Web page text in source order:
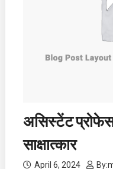
असिस्टेंट
साक्षात्कार
April 6, 2024 By: